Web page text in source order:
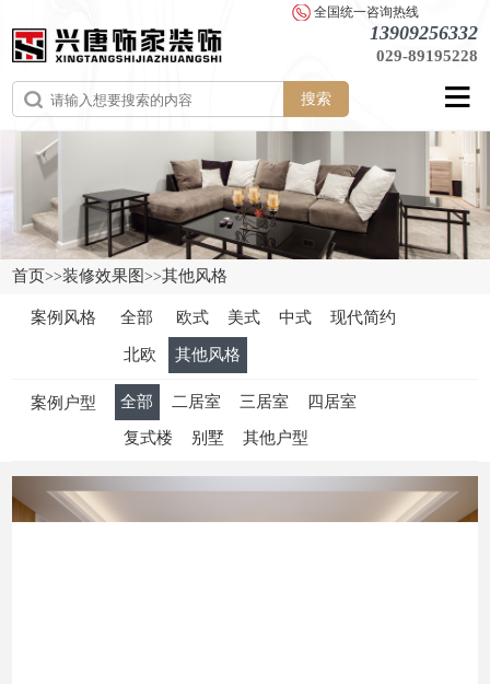
全国统一咨询热线
13909256332
029-89195228
搜索
首页>>装修效果图>>其他风格
案例风格 全部 欧式 美式 中式 现代简约
北欧 其他风格
案例户型 全部 二居室 三居室 四居室
复式楼 别墅 其他户型